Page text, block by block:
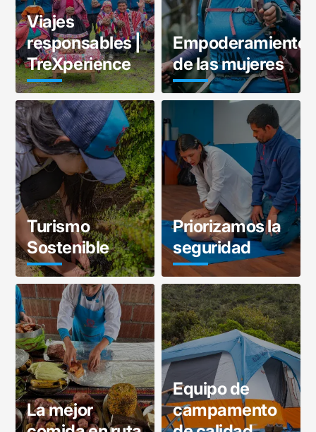
Viajes
responsables |
TreXperience
Empoderamiento
de las mujeres
Turismo
Sostenible
Priorizamos la
seguridad
La mejor
Equipo de
campamento